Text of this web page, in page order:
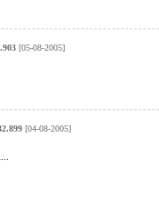
[05-08-2005]
[04-08-2005]